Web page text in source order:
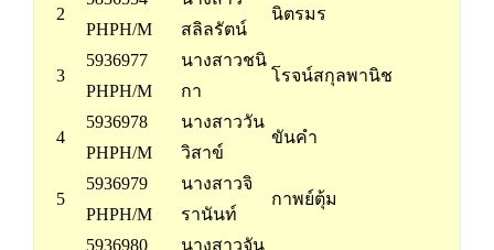
2
PHPH/M
สลิลรัตน์
นิตรมร
3
5936977
PHPH/M
นางสาวชนิ
กา
โรจน์สกุลพานิช
4
5936978
PHPH/M
นางสาววัน
วิสาข์
ขันคำ
5
5936979
PHPH/M
นางสาวจิ
รานันท์
กาพย์ตุ้ม
5936980 นางสาวจัน